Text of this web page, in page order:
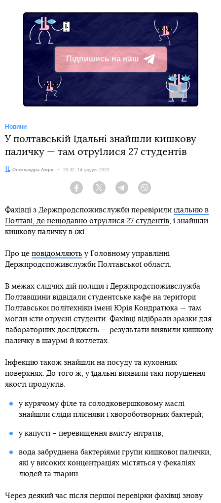
Підпишись на наш
Telegram
Новини
У полтавській їдальні знайшли кишкову
паличку — там отруїлися 27 студентів
Автор:
Олександра Амру Дата:
20:32, 14 грудня 2023
Facebook Twitter Telegram
Фахівці з Держпродспоживслужби перевірили їдальню в
Полтаві, де нещодавно отруїлися 27 студентів , і знайшли
кишкову паличку в їжі.
Про це повідомляють у Головному управлінні
Держпродспоживслужби Полтавської області.
В межах слідчих дій поліція і Держпродспоживслужба
Полтавщини відвідали студентське кафе на території
Полтавської політехніки імені Юрія Кондратюка — там
могли їсти отруєні студенти. Фахівці відібрали зразки для
лабораторних досліджень — результати виявили кишкову
паличку в шаурмі й котлетах.
Інфекцію також знайшли на посуду та кухонних
поверхнях. До того ж, у їдальні виявили такі порушення
якості продуктів:
у курячому філе та солодковершковому маслі
знайшли сліди плісняви і хвороботворних бактерій;
у капусті – перевищення вмісту нітратів;
вода забруднена бактеріями групи кишкової палички,
які у високих концентраціях містяться у фекаліях
людей та тварин.
Через деякий час після першої перевірки фахівці знову